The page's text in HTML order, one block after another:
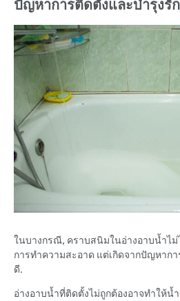
ปัญหาการติดตั้งและบำรุงรั
ในบางกรณี, คราบสนิมในอ่างอาบน้ำไ
การทำความสะอาด แต่เกิดจากปัญหาก
ดี.
อ่างอาบน้ำที่ติดตั้งไม่ถูกต้องอาจทำให้น้